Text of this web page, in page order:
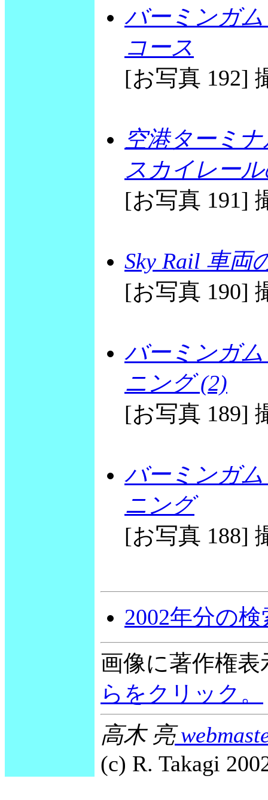
バーミンガ
コース
[お写真 192]
空港ターミ
スカイレー
[お写真 191]
Sky Rail 車両
[お写真 190]
バーミンガ
ニング (2)
[お写真 189]
バーミンガ
ニング
[お写真 188]
2002年分の
画像に著作権
らをクリック。
高木 亮
(c) R. Takagi